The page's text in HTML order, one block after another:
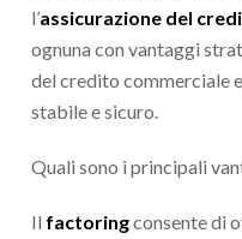
l’assicurazione del
ognuna con vantaggi
del credito commerciale
stabile e sicuro.
Quali sono i principali
Il factoringconsente di